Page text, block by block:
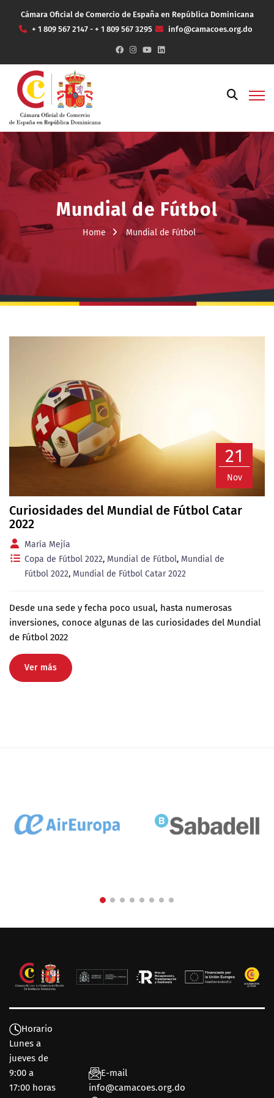
Cámara Oficial de Comercio de España en República Dominicana
+ 1 809 567 2147 - + 1 809 567 3295
info@camacoes.org.do
Mundial de Fútbol
Home Mundial de Fútbol
21
Nov
Curiosidades del Mundial de Fútbol Catar
2022
María Mejía
Copa de Fútbol 2022, Mundial de Fútbol, Mundial de
Fútbol 2022, Mundial de Fútbol Catar 2022
Desde una sede y fecha poco usual, hasta numerosas
inversiones, conoce algunas de las curiosidades del Mundial
de Fútbol 2022
Ver más
Horario
Lunes a
jueves de
9:00 a
17:00 horas
E-mail
info@camacoes.org.do